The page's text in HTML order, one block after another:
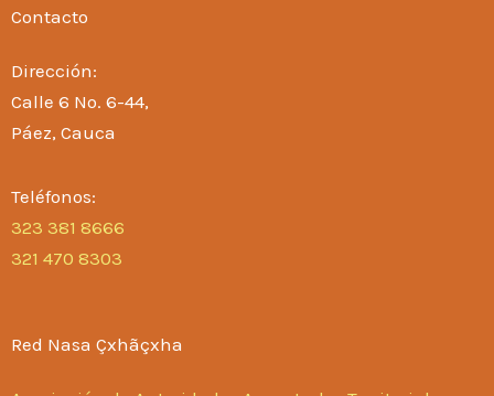
Contacto
Dirección:
Calle 6 No. 6-44,
Páez, Cauca
Teléfonos:
323 381 8666
321 470 8303
Red Nasa Çxhãçxha